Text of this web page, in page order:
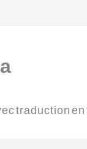
traduction